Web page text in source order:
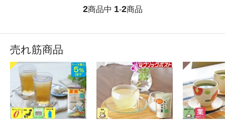
2商品中 1-2商品
売れ筋商品